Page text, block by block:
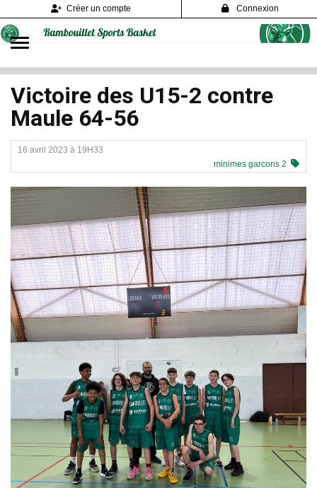
Créer un compte Connexion
Victoire des U15-2 contre
Maule 64-56
16 avril 2023 à 19H33
minimes garcons 2
Panneau de gestion des cookies